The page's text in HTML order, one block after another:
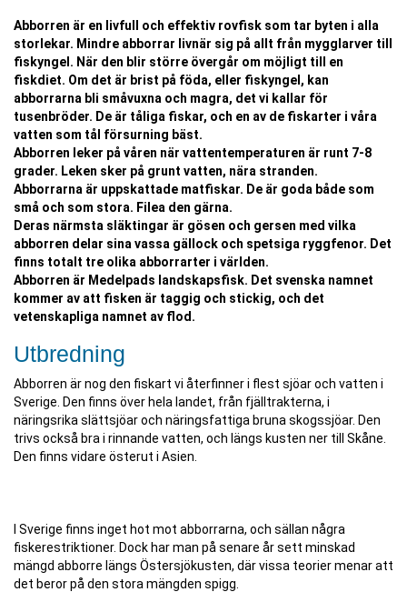
Abborren är en livfull och effektiv rovfisk som tar byten i alla
storlekar. Mindre abborrar livnär sig på allt från mygglarver till
fiskyngel. När den blir större övergår om möjligt till en
fiskdiet. Om det är brist på föda, eller fiskyngel, kan
abborrarna bli småvuxna och magra, det vi kallar för
tusenbröder. De är tåliga fiskar, och en av de fiskarter i våra
vatten som tål försurning bäst.
Abborren leker på våren när vattentemperaturen är runt 7-8
grader. Leken sker på grunt vatten, nära stranden.
Abborrarna är uppskattade matfiskar. De är goda både som
små och som stora. Filea den gärna.
Deras närmsta släktingar är gösen och gersen med vilka
abborren delar sina vassa gällock och spetsiga ryggfenor. Det
finns totalt tre olika abborrarter i världen.
Abborren är Medelpads landskapsfisk. Det svenska namnet
kommer av att fisken är taggig och stickig, och det
vetenskapliga namnet av flod.
Utbredning
Abborren är nog den fiskart vi återfinner i flest sjöar och vatten i
Sverige. Den finns över hela landet, från fjälltrakterna, i
näringsrika slättsjöar och näringsfattiga bruna skogssjöar. Den
trivs också bra i rinnande vatten, och längs kusten ner till Skåne.
Den finns vidare österut i Asien.
I Sverige finns inget hot mot abborrarna, och sällan några
fiskerestriktioner. Dock har man på senare år sett minskad
mängd abborre längs Östersjökusten, där vissa teorier menar att
det beror på den stora mängden spigg.